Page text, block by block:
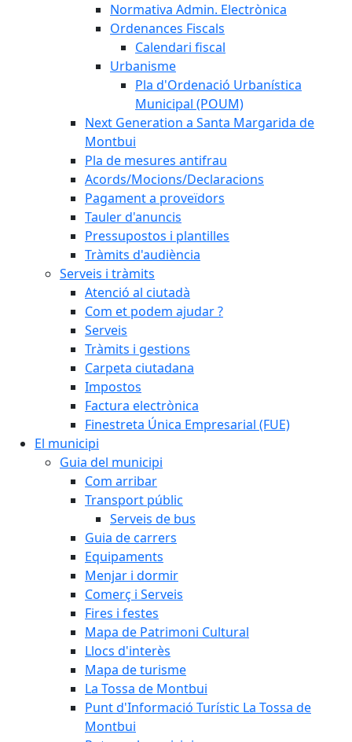
Normativa Admin. Electrònica
Ordenances Fiscals
Calendari fiscal
Urbanisme
Pla d'Ordenació Urbanística
Municipal (POUM)
Next Generation a Santa Margarida de
Montbui
Pla de mesures antifrau
Acords/Mocions/Declaracions
Pagament a proveïdors
Tauler d'anuncis
Pressupostos i plantilles
Tràmits d'audiència
Serveis i tràmits
Atenció al ciutadà
Com et podem ajudar ?
Serveis
Tràmits i gestions
Carpeta ciutadana
Impostos
Factura electrònica
Finestreta Única Empresarial (FUE)
El municipi
Guia del municipi
Com arribar
Transport públic
Serveis de bus
Guia de carrers
Equipaments
Menjar i dormir
Comerç i Serveis
Fires i festes
Mapa de Patrimoni Cultural
Llocs d'interès
Mapa de turisme
La Tossa de Montbui
Punt d'Informació Turístic La Tossa de
Montbui